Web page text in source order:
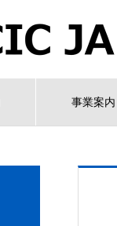
事業案内